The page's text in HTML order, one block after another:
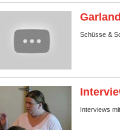
Schüsse &
Interviews